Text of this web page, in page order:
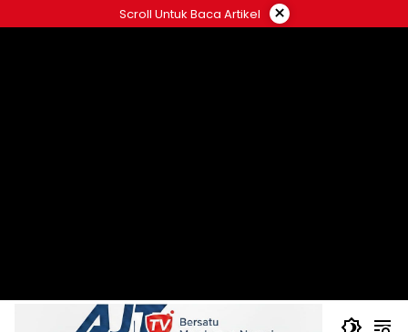
ke
Scroll Untuk Baca Artikel ×